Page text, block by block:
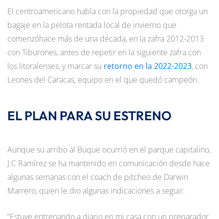
El centroamericano habla con la propiedad que otorga un
bagaje en la pelota rentada local de invierno que
comenzóhace más de una década, en la zafra 2012-2013
con Tiburones, antes de repetir en la siguiente zafra con
los litoralenses, y marcar su retorno en la 2022-2023, con
Leones del Caracas, equipo en el que quedó campeón.
EL PLAN PARA SU ESTRENO
Aunque su arribo al Buque ocurrió en el parque capitalino,
J.C Ramírez se ha mantenido en comunicación desde hace
algunas semanas con el coach de pitcheo de Darwin
Marrero, quien le dio algunas indicaciones a seguir.
“Estuve entrenando a diario en mi casa con un preparador